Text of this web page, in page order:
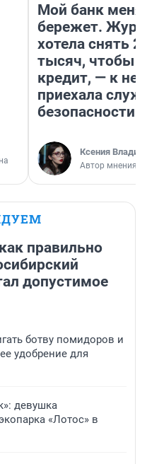
Мой банк меня
бережет.
хотела снять
тысяч, чтобы
кредит, — к
приехала
безопасности
Ксения
Автор мнения
правильно
допустимое
ботву помидоров и
удобрение для
девушка
«Лотос» в